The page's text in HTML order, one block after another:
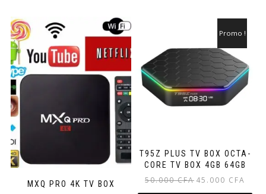
MXQ PRO 4K TV BOX
T95Z PLUS TV BOX OCTA-
CORE TV BOX 4GB 64GB
Promo !
50.000CFA Le
45.000 CFA